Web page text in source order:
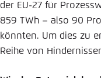
der EU-27 für
859 TWh – also 90
könnten. Um dies zu
Reihe von